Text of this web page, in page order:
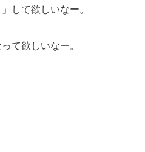
して欲しいなー。
て欲しいなー。